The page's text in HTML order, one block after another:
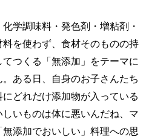
学調味料・発色剤・増粘剤・
を使わず、食材そのものの持
つくる「無添加」をテーマに
ある日、自身のお子さんたち
どれだけ添加物が入っている
いものは体に悪いんだね、マ
添加でおいしい」料理への思